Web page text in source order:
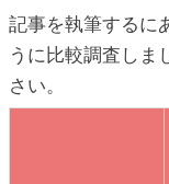
記事を執筆するに
うに比較調査しま
さい。